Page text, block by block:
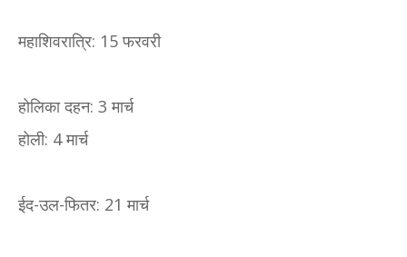
महाशिवरात्रि: 15 फरवरी
होलिका दहन: 3 मार्च
होली: 4 मार्च
ईद-उल-फितर: 21 मार्च